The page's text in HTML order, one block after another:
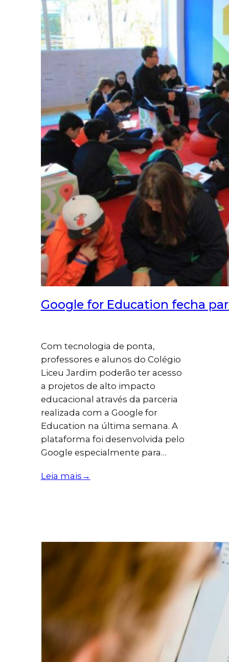
Google for Education fecha
Com tecnologia de ponta,
professores e alunos do Colégio
Liceu Jardim poderão ter acesso
a projetos de alto impacto
educacional através da parceria
realizada com a Google for
Education na última semana. A
plataforma foi desenvolvida pelo
Google especialmente para…
Leia mais →